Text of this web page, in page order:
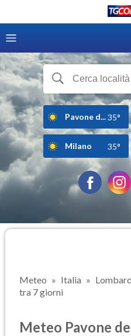
Pavone d...35°
Milano 35°
Meteo Italia
tra 7 giorni
Meteo Pavone